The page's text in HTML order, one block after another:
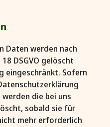
Daten werden nach
DSGVO gelöscht
eingeschränkt. Sofern
die bei uns
sobald sie für
mehr erforderlich